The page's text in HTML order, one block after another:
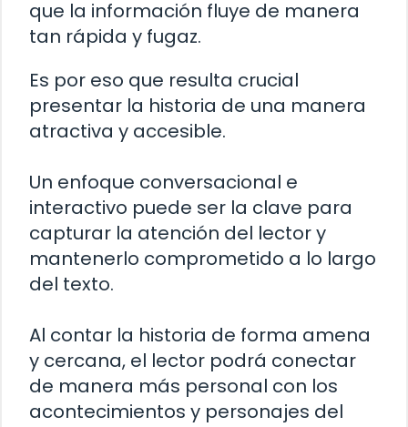
que la información fluye de manera
tan rápida y fugaz.
Es por eso que resulta crucial
presentar la historia de una manera
atractiva y accesible.
Un enfoque conversacional e
interactivo puede ser la clave para
capturar la atención del lector y
mantenerlo comprometido a lo largo
del texto.
Al contar la historia de forma amena
y cercana, el lector podrá conectar
de manera más personal con los
acontecimientos y personajes del